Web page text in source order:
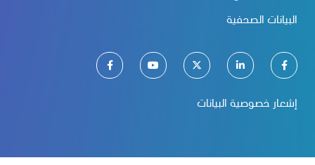
البيانات الصحفية
إشعار خصوصية البيانات